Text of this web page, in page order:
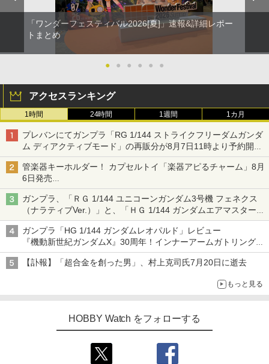
「ワンダーフェスティバル2026[夏]」速報&詳細レポー
トまとめ
● ● ● ● ● ●
アクセスランキング
1時間 24時間 1週間 1カ月
プレバンにてガンプラ「RG 1/144 ストライクフリーダムガンダ
ム ディアクティブモード」の再販分が8月7日11時より予約開
始！
管楽器キーホルダー！ カプセルトイ「楽器アピるチャーム」8月
6日発売
チューバ、テナサクなど5種各3色
ガンプラ、「ＲＧ 1/144 ユニコーンガンダム3号機 フェネクス
（ナラティブVer.）」と、「ＨＧ 1/144 ガンダムエアマスターバ
ースト」再販
ガンプラ「HG 1/144 ガンダムレオパルド」レビュー
『機動新世紀ガンダムX』30周年！インナーアームガトリングの
変形機構まで再現し最新フォーマットでキット化！
【訃報】「超合金を創った男」、村上克司氏7月20日に逝去
もっと見る
HOBBY Watch をフォローする